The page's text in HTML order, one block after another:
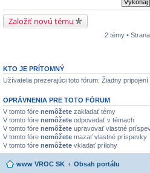
Založiť novú tému
2 témy • Strana
KTO JE PRÍTOMNÝ
Užívatelia prezerajúci toto fórum: Žiadny
OPRÁVNENIA PRE TOTO FÓRUM
V tomto fóre nemôžete zakladať témy
V tomto fóre nemôžete odpovedať v témach
V tomto fóre nemôžete upravovať vlastné
V tomto fóre nemôžete mazať vlastné príspevky
V tomto fóre nemôžete vkladať prílohy
www VROC SK Obsah portálu